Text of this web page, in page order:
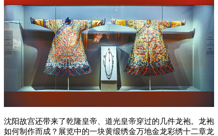
沈阳故宫还带来了乾隆皇帝、道光皇帝穿过的几件龙袍。龙袍
如何制作而成？展览中的一块黄缎绣金万地金龙彩绣十二章龙